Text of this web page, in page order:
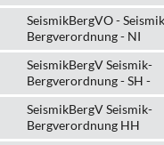
SeismikBergVO -
Bergverordnung - NI
SeismikBergV Seismik-
Bergverordnung - SH -
SeismikBergV Seismik-
Bergverordnung HH